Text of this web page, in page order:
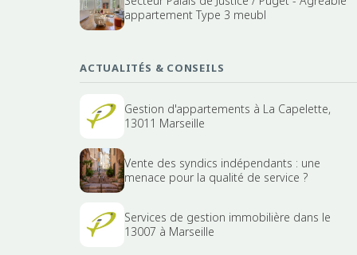
appartement Type 3 meubl
ACTUALITÉS & CONSEILS
Gestion d'appartements à La Capelette,
13011 Marseille
Vente des syndics indépendants : une
menace pour la qualité de service ?
Services de gestion immobilière dans le
13007 à Marseille